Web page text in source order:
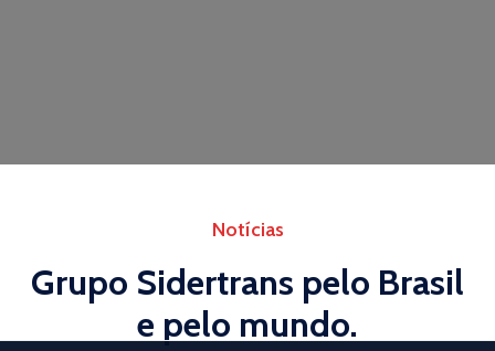
Notícias
Grupo Sidertrans pelo Brasil
e pelo mundo.